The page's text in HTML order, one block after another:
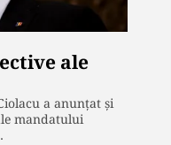
ale
a anunțat și
mandatului